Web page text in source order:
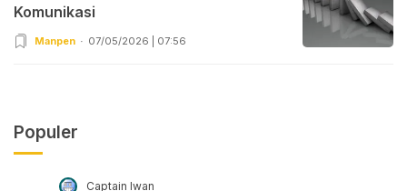
Komunikasi
Manpen 07/05/2026 | 07:56
Populer
Captain Iwan